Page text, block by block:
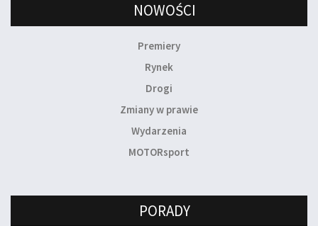
NOWOŚCI
Premiery
Rynek
Drogi
Zmiany w prawie
Wydarzenia
MOTORsport
PORADY